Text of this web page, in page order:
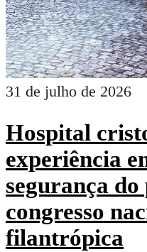
31 de julho de 2026
Hospital
experiência
segurança do
congresso
filantrópica